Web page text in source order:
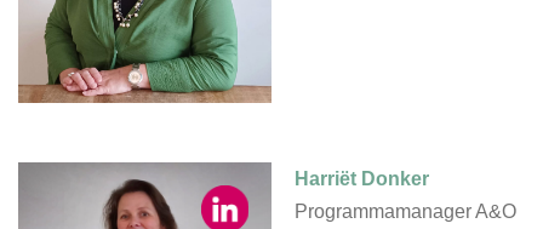
Harriët Donker
Programmamanager A&O